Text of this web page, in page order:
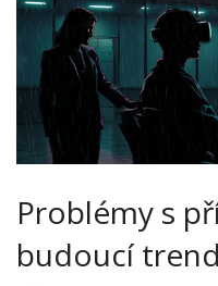
Problémy s
budoucí